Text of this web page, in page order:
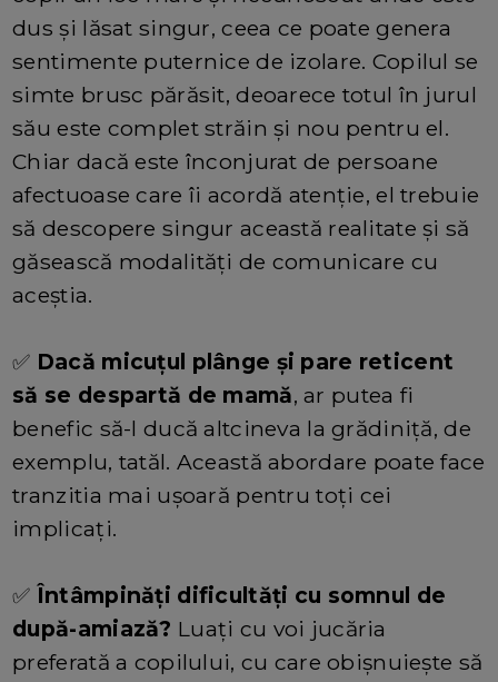
dus și lăsat singur, ceea ce poate genera
sentimente puternice de izolare. Copilul se
simte brusc părăsit, deoarece totul în jurul
său este complet străin și nou pentru el.
Chiar dacă este înconjurat de persoane
afectuoase care îi acordă atenție, el trebuie
să descopere singur această realitate și să
găsească modalități de comunicare cu
aceștia.
✅ Dacă micuțul plânge și pare reticent
să se despartă de mamă, ar putea fi
benefic să-l ducă altcineva la grădiniță, de
exemplu, tatăl. Această abordare poate face
tranzitia mai ușoară pentru toți cei
implicați.
✅ Întâmpinăți dificultăți cu somnul de
după-amiază? Luați cu voi jucăria
preferată a copilului, cu care obișnuiește să